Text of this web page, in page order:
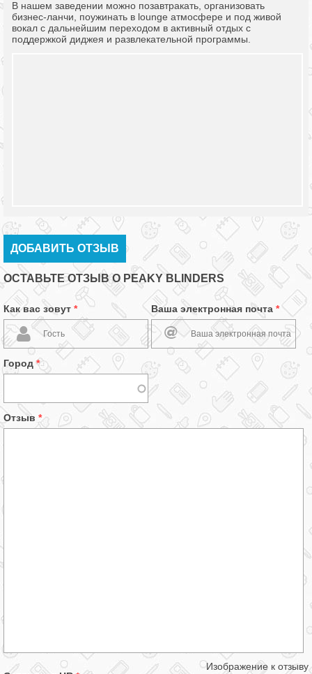
В нашем заведении можно позавтракать, организовать
бизнес-ланчи, поужинать в lounge атмосфере и под живой
вокал с дальнейшим переходом в активный отдых с
поддержкой диджея и развлекательной программы.
ДОБАВИТЬ ОТЗЫВ
ОСТАВЬТЕ ОТЗЫВ О PEAKY BLINDERS
Как вас зовут * Ваша электронная почта *
Город *
Отзыв *
Изображение к отзыву